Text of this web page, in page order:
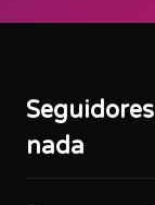
nada